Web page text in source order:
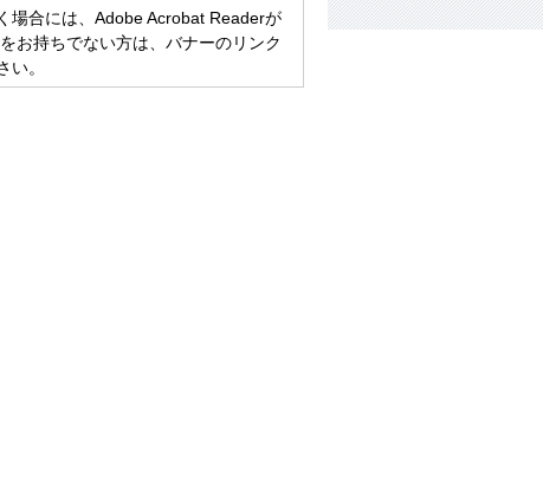
場合には、Adobe Acrobat Readerが
お持ちでない方は、バナーのリンク
い。